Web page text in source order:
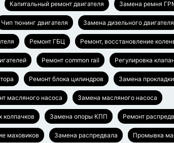
Капитальный ремонт двигателя Замена ремня
Чип тюнинг двигателя Замена дизельного двигателя
Ремонт ГБЦ Ремонт, восстановление
Ремонт common rail Регулировка
Ремонт блока цилиндров Замена
масляного насоса Замена масляного насоса
Замена опоры КПП Ремонт
маховиков Замена распредвала Промывка